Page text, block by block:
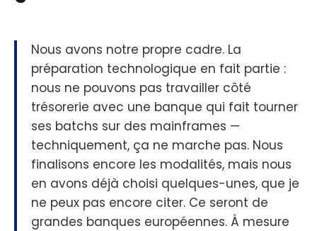
Nous avons notre propre cadre. La
préparation technologique en fait partie :
nous ne pouvons pas travailler côté
trésorerie avec une banque qui fait tourner
ses batchs sur des mainframes —
techniquement, ça ne marche pas. Nous
finalisons encore les modalités, mais nous
en avons déjà choisi quelques-unes, que je
ne peux pas encore citer. Ce seront de
grandes banques européennes. À mesure